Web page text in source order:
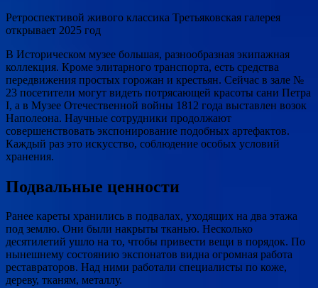
Ретроспективой живого классика Третьяковская галерея
открывает 2025 год
В Историческом музее большая, разнообразная экипажная
коллекция. Кроме элитарного транспорта, есть средства
передвижения простых горожан и крестьян. Сейчас в зале №
23 посетители могут видеть потрясающей красоты сани Петра
I, а в Музее Отечественной войны 1812 года выставлен возок
Наполеона. Научные сотрудники продолжают
совершенствовать экспонирование подобных артефактов.
Каждый раз это искусство, соблюдение особых условий
хранения.
Подвальные ценности
Ранее кареты хранились в подвалах, уходящих на два этажа
под землю. Они были накрыты тканью. Несколько
десятилетий ушло на то, чтобы привести вещи в порядок. По
нынешнему состоянию экспонатов видна огромная работа
реставраторов. Над ними работали специалисты по коже,
дереву, тканям, металлу.